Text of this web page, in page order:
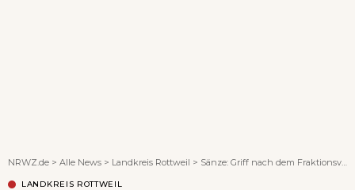
NRWZ.de > Alle News > Landkreis Rottweil > Sänze: Griff nach dem Fraktionsvorsitz gescheitert
LANDKREIS ROTTWEIL